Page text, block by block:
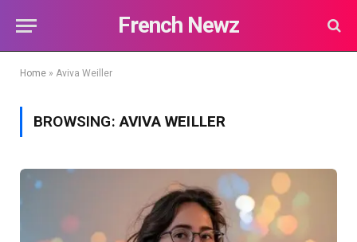
French Newz
Home » Aviva Weiller
BROWSING:AVIVA WEILLER